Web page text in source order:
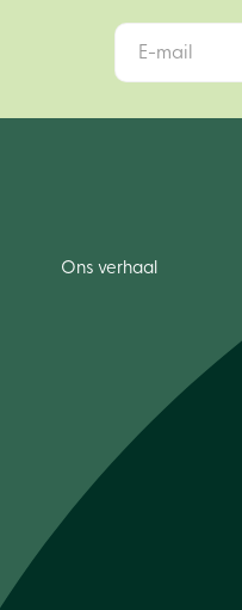
Rouwarrangement Liszt -
Ons verhaal